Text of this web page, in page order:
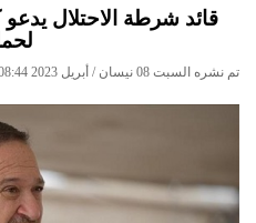
قائد شرطة الاحتلال
تم نشره السبت 08 نيسان / أبريل 2023 08:44 صباحاً